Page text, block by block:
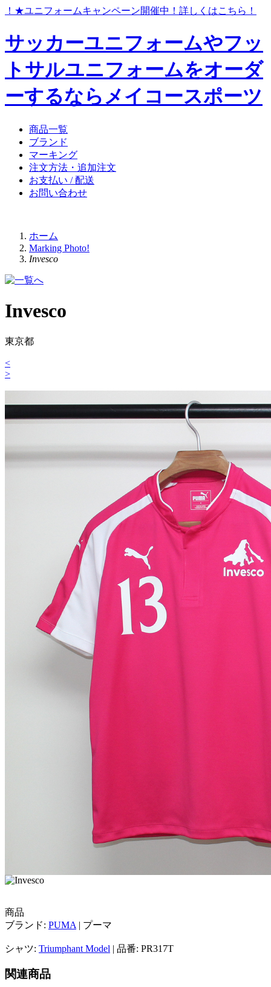
★ユニフォームキャンペーン開催中！ 詳しくはこちら！
サッカーユニフォームやフッ
トサルユニフォームをオーダ
ーするならメイコースポーツ
商品一覧
ブランド
マーキング
注文方法・追加注文
お支払い / 配送
お問い合わせ
ホーム
Marking Photo!
Invesco
Invesco
東京都
<
>
商品
ブランド: PUMA | プーマ
シャツ: Triumphant Model | 品番: PR317T
関連商品